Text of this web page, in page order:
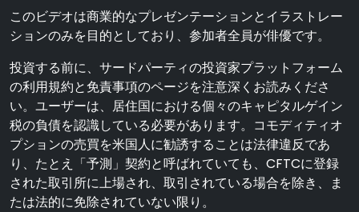
このビデオは商業的なプレゼンテーションとイラストレー
ションのみを目的としており、参加者全員が俳優です。
投資する前に、サードパーティの投資家プラットフォーム
の利用規約と免責事項のページを注意深くお読みくださ
い。ユーザーは、居住国における個々のキャピタルゲイン
税の負債を認識している必要があります。コモディティオ
プションの売買を米国人に勧誘することは法律違反であ
り、たとえ「予測」契約と呼ばれていても、CFTCに登録
された取引所に上場され、取引されている場合を除き、ま
たは法的に免除されていない限り。